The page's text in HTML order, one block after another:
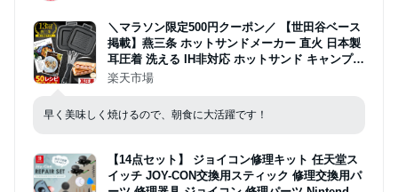
＼マラソン限定500円クーポン／ 【世田谷ベース
掲載】燕三条 ホットサンドメーカー 直火 日本製
耳圧着 洗える IH非対応 ホットサンド キャンプ用
品 キャンプ グリル 耳まで サンドメーカー 1枚 1
ドア 調理器具
楽天市場
早く美味しく焼けるので、朝食に大活躍です！
【14点セット】 ジョイコン修理キット 任天堂ス
イッチ JOY-CON交換用スティック 修理交換用パ